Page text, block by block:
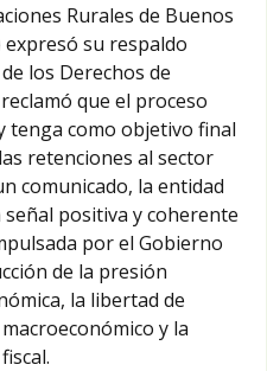
Rurales de Buenos
expresó su respaldo
los Derechos de
que el proceso
tenga como objetivo final
retenciones al sector
comunicado, la entidad
positiva y coherente
por el Gobierno
de la presión
la libertad de
y la